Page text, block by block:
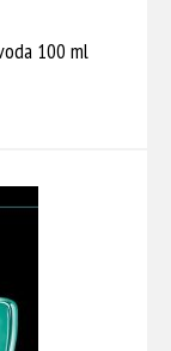
100 ml